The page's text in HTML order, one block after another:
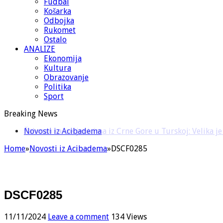
Košarka
Odbojka
Rukomet
Ostalo
ANALIZE
Ekonomija
Kultura
Obrazovanje
Politika
Sport
Breaking News
Šahman sa iseljenicima iz Crne Gore u Turskoj:
Home»Novosti iz Acibadema»DSCF0285
DSCF0285
11/11/2024 Leave a comment 134 Views